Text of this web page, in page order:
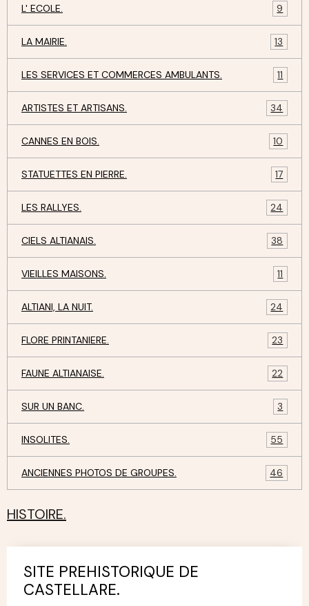
L' ECOLE. 9
LA MAIRIE. 13
LES SERVICES ET COMMERCES AMBULANTS. 11
ARTISTES ET ARTISANS. 34
CANNES EN BOIS. 10
STATUETTES EN PIERRE. 17
LES RALLYES. 24
CIELS ALTIANAIS. 38
VIEILLES MAISONS. 11
ALTIANI, LA NUIT. 24
FLORE PRINTANIERE. 23
FAUNE ALTIANAISE. 22
SUR UN BANC. 3
INSOLITES. 55
ANCIENNES PHOTOS DE GROUPES. 46
HISTOIRE.
SITE PREHISTORIQUE DE
CASTELLARE.